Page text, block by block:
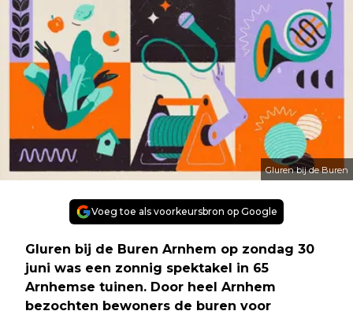
Gluren bij de Buren
Voeg toe als voorkeursbron op Google
Gluren bij de Buren Arnhem op zondag 30
juni was een zonnig spektakel in 65
Arnhemse tuinen. Door heel Arnhem
bezochten bewoners de buren voor